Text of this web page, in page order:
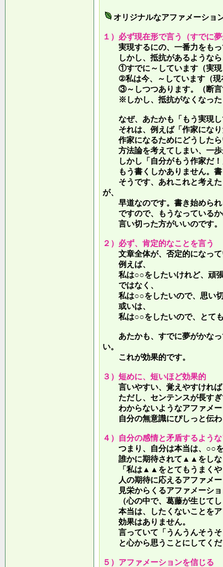
オリジナルなアファメーショ
１）必ず現在形で言う（すでに
実現するにの、一番力をもっ
しかし、抵抗があるような
①すでに～しています（実現
②私は今、～しています（現
③～しつつあります。（断言
※しかし、抵抗がなくなった
なぜ、あたかも「もう実現し
それは、例えば「作家になり
作家になるためにどうしたら
方法論を考えてしまい、一歩
しかし「自分がもう作家だ！
もう書くしかありません。書
そうです、あれこれと考えた
が、
早道なのです。書き始められ
ですので、もうなっているか
言い切った方がいいのです。
２）必ず、肯定的なことを言う
文章全体が、否定的になっ
例えば、
私は○○をしたいけれど、頑張
ではなく、
私は○○をしたいので、思い切
或いは、
私は○○をしたいので、とても
あたかも、すでに夢がかなっ
い。
これが効果的です。
３）短めに、短いほど効果的
言いやすい、覚えやすければ
ただし、センテンスが長すぎ
わからないようなアファメー
自分の無意識にぴしっと伝わ
４）自分の感情と矛盾するよう
つまり、自分は本当は、○○を
誰かに期待されて▲▲をしな
「私は▲▲をとてもうまくや
人の期待に応えるアファメ
見栄からくるアファメーショ
（心の中で、葛藤が生じてし
本当は、したくないことをア
効果はありません。
言っていて 「うんうんそう
と心から思うことにしてくだ
５）アファメーションを信じる